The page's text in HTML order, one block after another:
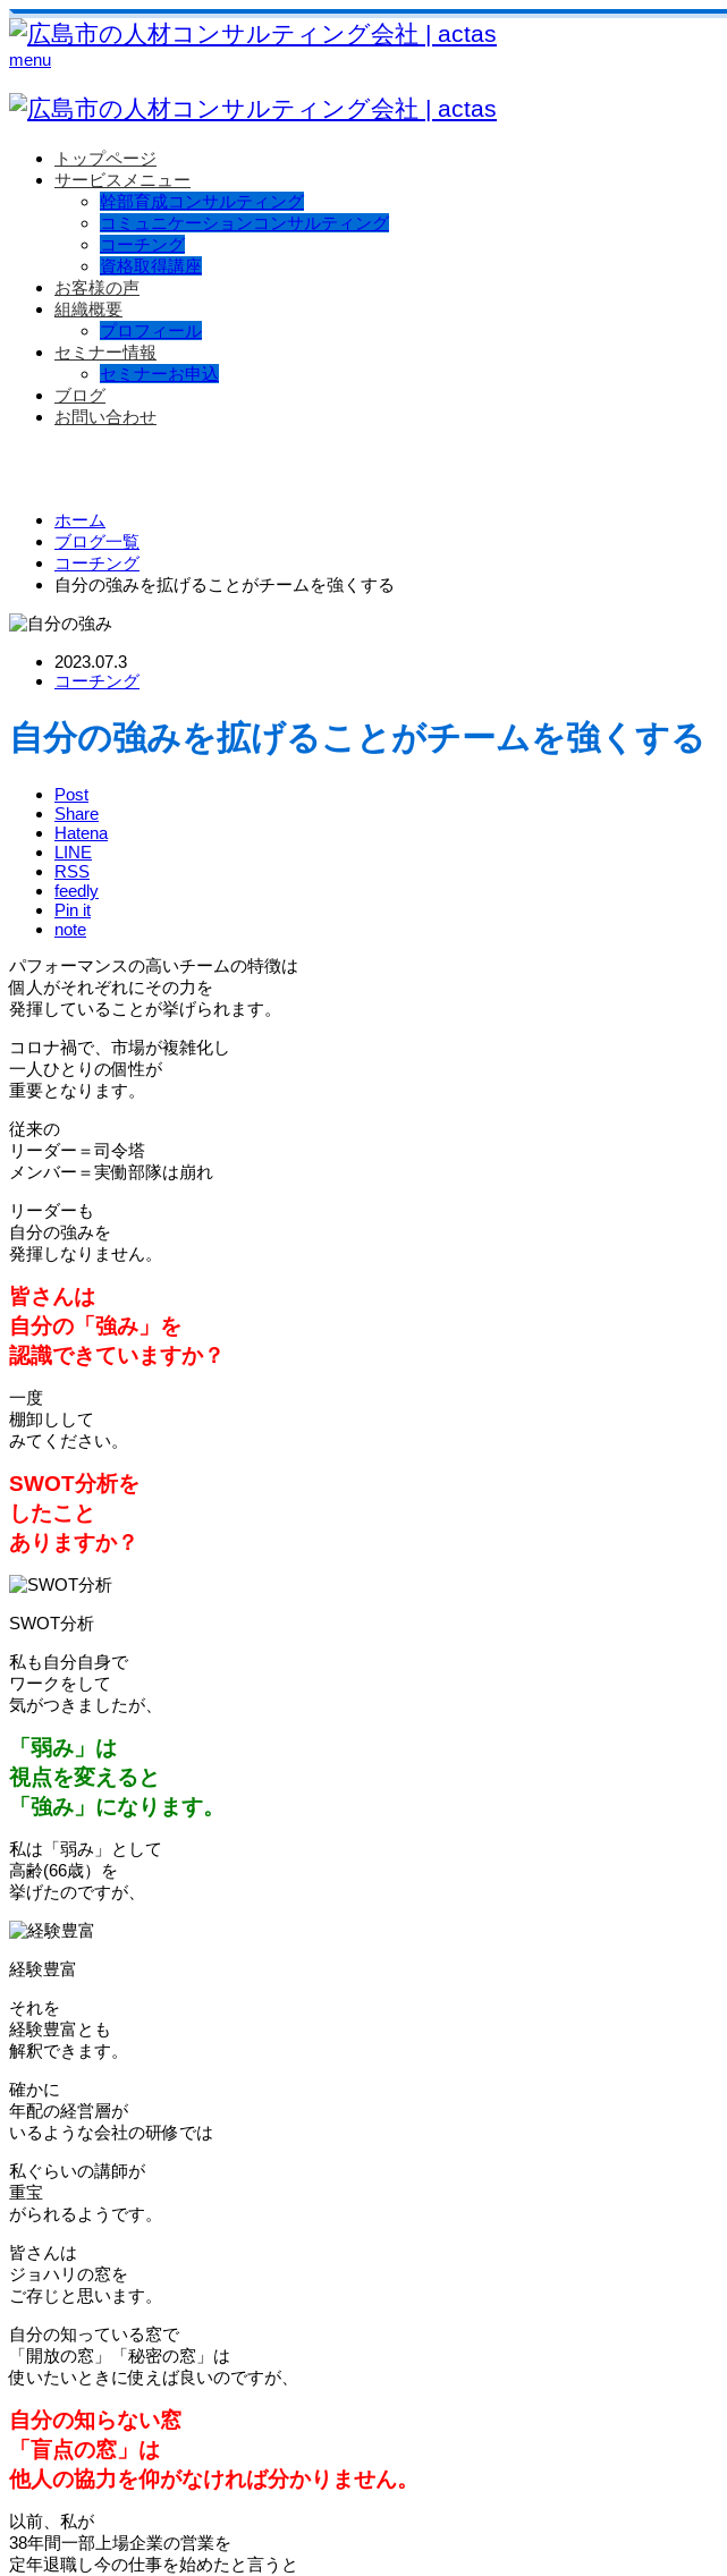
menu
トップページ
サービスメニュー
幹部育成コンサルティング
コミュニケーションコンサルティング
コーチング
資格取得講座
お客様の声
組織概要
プロフィール
セミナー情報
セミナーお申込
ブログ
お問い合わせ
ホーム
ブログ一覧
コーチング
自分の強みを拡げることがチームを強くする
2023.07.3
コーチング
自分の強みを拡げることがチームを強くする
Post
Share
Hatena
LINE
RSS
feedly
Pin it
note
パフォーマンスの高いチームの特徴は
個人がそれぞれにその力を
発揮していることが挙げられます。
コロナ禍で、市場が複雑化し
一人ひとりの個性が
重要となります。
従来の
リーダー＝司令塔
メンバー＝実働部隊は崩れ
リーダーも
自分の強みを
発揮しなりません。
皆さんは
自分の「強み」を
認識できていますか？
一度
棚卸しして
みてください。
SWOT分析を
したこと
ありますか？
SWOT分析
私も自分自身で
ワークをして
気がつきましたが、
「弱み」は
視点を変えると
「強み」になります。
私は「弱み」として
高齢(66歳）を
挙げたのですが、
経験豊富
それを
経験豊富とも
解釈できます。
確かに
年配の経営層が
いるような会社の研修では
私ぐらいの講師が
重宝
がられるようです。
皆さんは
ジョハリの窓を
ご存じと思います。
自分の知っている窓で
「開放の窓」「秘密の窓」は
使いたいときに使えば良いのですが、
自分の知らない窓
「盲点の窓」は
他人の協力を仰がなければ分かりません。
以前、私が
38年間一部上場企業の営業を
定年退職し今の仕事を始めたと言うと